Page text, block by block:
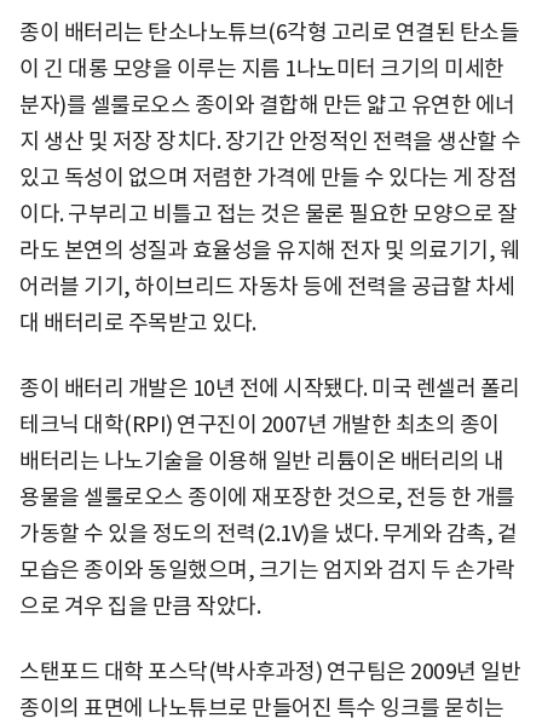
종이 배터리는 탄소나노튜브(6각형 고리로 연결된 탄소들
이 긴 대롱 모양을 이루는 지름 1나노미터 크기의 미세한
분자)를 셀룰로오스 종이와 결합해 만든 얇고 유연한 에너
지 생산 및 저장 장치다. 장기간 안정적인 전력을 생산할 수
있고 독성이 없으며 저렴한 가격에 만들 수 있다는 게 장점
이다. 구부리고 비틀고 접는 것은 물론 필요한 모양으로 잘
라도 본연의 성질과 효율성을 유지해 전자 및 의료기기, 웨
어러블 기기, 하이브리드 자동차 등에 전력을 공급할 차세
대 배터리로 주목받고 있다.
종이 배터리 개발은 10년 전에 시작됐다. 미국 렌셀러 폴리
테크닉 대학(RPI) 연구진이 2007년 개발한 최초의 종이
배터리는 나노기술을 이용해 일반 리튬이온 배터리의 내
용물을 셀룰로오스 종이에 재포장한 것으로, 전등 한 개를
가동할 수 있을 정도의 전력(2.1V)을 냈다. 무게와 감촉, 겉
모습은 종이와 동일했으며, 크기는 엄지와 검지 두 손가락
으로 겨우 집을 만큼 작았다.
스탠포드 대학 포스닥(박사후과정) 연구팀은 2009년 일반
종이의 표면에 나노튜브로 만들어진 특수 잉크를 묻히는